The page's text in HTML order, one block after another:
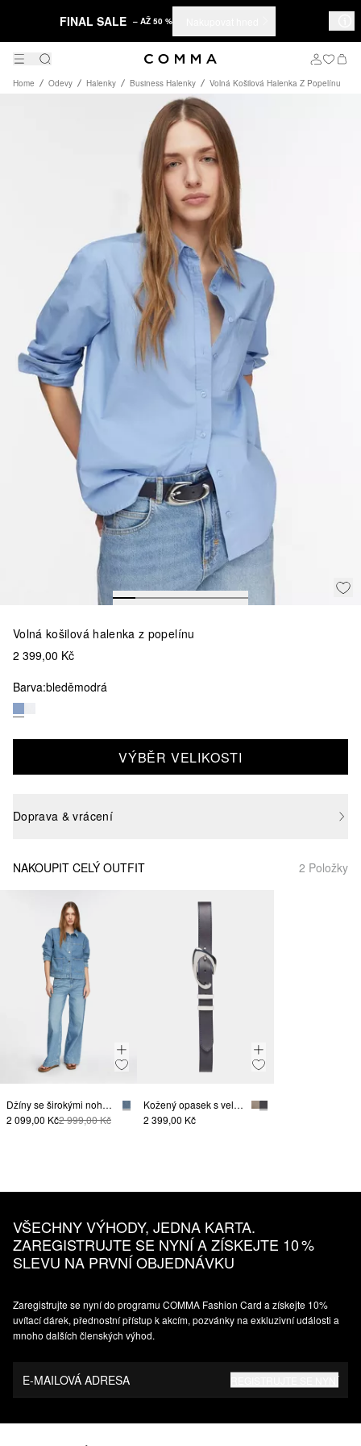
FINAL SALE – AŽ 50 %
Home Odevy Halenky Business Halenky Volná Košilová Halenka Z Popelínu
Volná košilová halenka z popelínu
2 399,00 Kč
Barva:bleděmodrá
VÝBĚR VELIKOSTI
Doprava & vrácení
NAKOUPIT CELÝ OUTFIT 2 Položky
Džíny se širokými nohavicemi, středně modrým sepráním a stejnobarevnou postranní vsadkou
2 099,00 Kč2 999,00 Kč
Kožený opasek s velkou sponou
2 399,00 Kč
VŠECHNY VÝHODY, JEDNA KARTA.
ZAREGISTRUJTE SE NYNÍ A ZÍSKEJTE 10 %
SLEVU NA PRVNÍ OBJEDNÁVKU
Zaregistrujte se nyní do programu COMMA Fashion Card a získejte 10%
uvítací dárek, přednostní přístup k akcím, pozvánky na exkluzivní události a
mnoho dalších členských výhod.
E-MAILOVÁ ADRESA